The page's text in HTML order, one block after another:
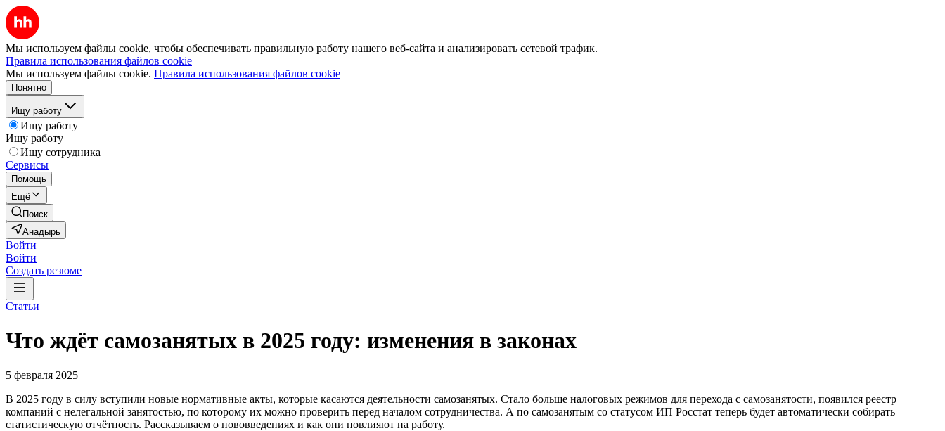
Мы используем файлы cookie, чтобы обеспечивать правильную работу нашего веб-сайта и анализировать сетевой трафик.
Правила использования файлов cookie
Мы используем файлы cookie. Правила использования файлов cookie
Понятно
Ищу работу
Ищу работу
Ищу работу
Ищу сотрудника
Сервисы
Помощь
Ещё
Поиск
Анадырь
Войти
Войти
Создать резюме
Статьи
Что ждёт самозанятых в 2025 году: изменения в законах
5 февраля 2025
В 2025 году в силу вступили новые нормативные акты, которые касаются деятельности самозанятых. Стало больше налоговых режимов для перехода с самозанятости, появился реестр
компаний с нелегальной занятостью, по которому их можно проверить перед началом сотрудничества. А по самозанятым со статусом ИП Росстат теперь будет автоматически собирать
статистическую отчётность. Рассказываем о нововведениях и как они повлияют на работу.